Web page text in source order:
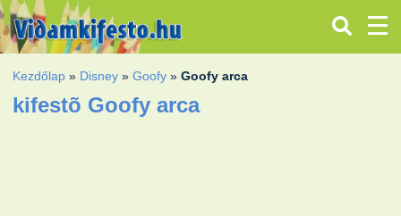
Kezdőlap » Disney »Goofy »Goofy arca
kifestõ Goofy arca